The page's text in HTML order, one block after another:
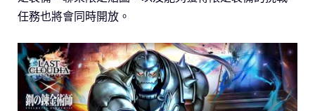
任務也將會同時開放。